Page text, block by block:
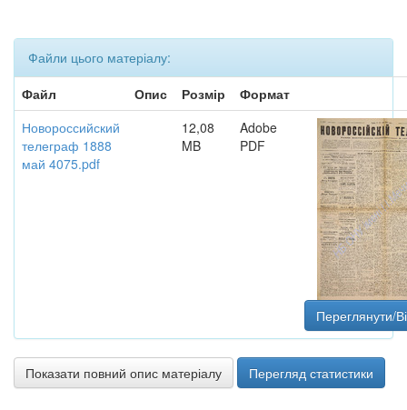
Файли цього матеріалу:
Файл
Опис Розмір
Формат
Новороссийский
телеграф 1888
май 4075.pdf
12,08
MB
Adobe
PDF
Переглянути/
Показати повний опис матеріалу Перегляд статистики